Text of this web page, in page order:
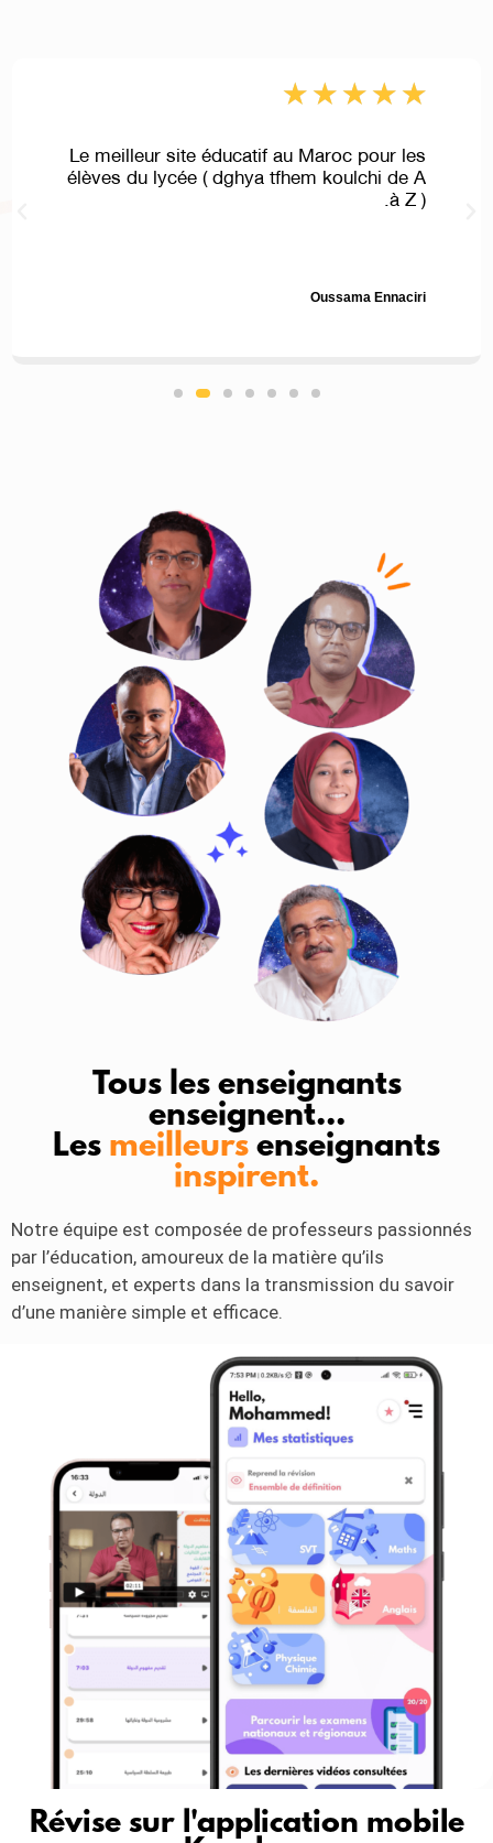
★
★
★
★
★
Oussama Ennaciri
Le meilleur site éducatif au Maroc pour les
élèves du lycée ( dghya tfhem koulchi de A
à Z ).
Tous les enseignants
enseignent...
Les meilleurs enseignants
inspirent.
Notre équipe est composée de professeurs passionnés
par l’éducation, amoureux de la matière qu’ils
enseignent, et experts dans la transmission du savoir
d’une manière simple et efficace.
Révise sur l'application mobile